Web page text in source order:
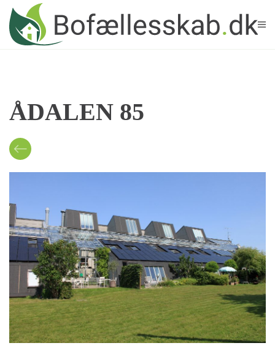
Skip to main content
ÅDALEN 85